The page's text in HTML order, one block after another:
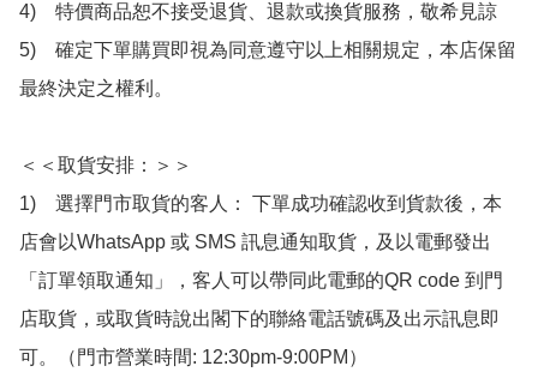
4)　特價商品恕不接受退貨、退款或換貨服務，敬希見諒
5)　確定下單購買即視為同意遵守以上相關規定，本店保留
最終決定之權利。
＜＜取貨安排：＞＞
1)　選擇門市取貨的客人： 下單成功確認收到貨款後，本
店會以WhatsApp 或 SMS 訊息通知取貨，及以電郵發出
「訂單領取通知」，客人可以帶同此電郵的QR code 到門
店取貨，或取貨時說出閣下的聯絡電話號碼及出示訊息即
可。（門市營業時間: 12:30pm-9:00PM）